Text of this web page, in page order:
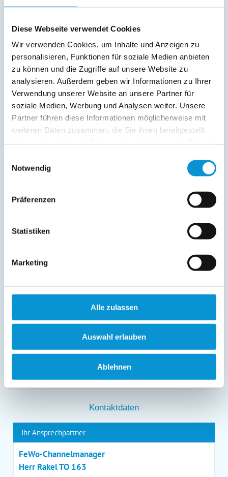
Diese Webseite verwendet Cookies
Wir verwenden Cookies, um Inhalte und Anzeigen zu
personalisieren, Funktionen für soziale Medien anbieten
zu können und die Zugriffe auf unsere Website zu
analysieren. Außerdem geben wir Informationen zu Ihrer
Verwendung unserer Website an unsere Partner für
soziale Medien, Werbung und Analysen weiter. Unsere
Partner führen diese Informationen möglicherweise mit
weiteren Daten zusammen, die Sie ihnen bereitgestellt
Notwendig
Präferenzen
Statistiken
Marketing
Alle zulassen
Auswahl erlauben
Ablehnen
Freier Kommentar an Vermieter
Kopie der Nachricht per Mail zusenden
damit einverstanden.
*
Bearbeitung Ihres Anliegens
Auskunft über die bei der Ostsee-Ferienwohnungen.de
gespeicherten Daten erhalten sowie die Berichtigung,
Bearbeitung Ihres Anliegens kann diesem
entgegenstehen. Die vorgenannten Rechte können Sie
über die imImpressumangegebenen
Ihnen ein Beschwerderecht bei einer Aufsichtsbehörde
zu.
Kontaktdaten
Ihr Ansprechpartner
FeWo-Channelmanager
Herr Rakel TO 163